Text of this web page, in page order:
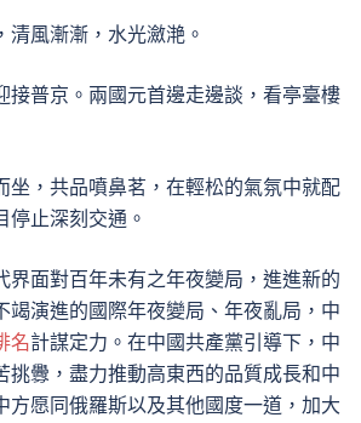
清風漸漸，水光瀲滟。
接普京。兩國元首邊走邊談，看亭臺樓
坐，共品噴鼻茗，在輕松的氣氛中就配
停止深刻交通。
界面對百年未有之年夜變局，進進新的
竭演進的國際年夜變局、年夜亂局，中
名計謀定力。在中國共產黨引導下，中
挑釁，盡力推動高東西的品質成長和中
方愿同俄羅斯以及其他國度一道，加大